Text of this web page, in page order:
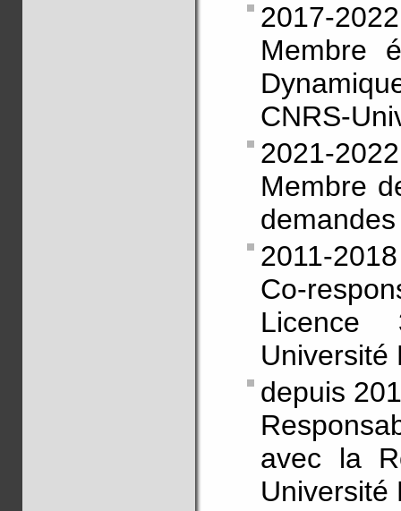
2017-2022
Membre
CNRS-
2021-2022
Membre
2011-2018
Co-
Licence
Université
depuis
avec la
Université